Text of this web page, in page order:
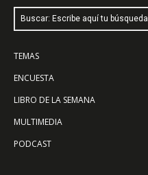
Buscar: Escribe aquí tu búsqueda
TEMAS
ENCUESTA
LIBRO DE LA SEMANA
MULTIMEDIA
PODCAST